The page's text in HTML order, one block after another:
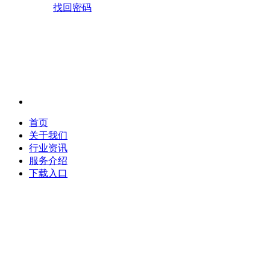
找回密码
首页
关于我们
行业资讯
服务介绍
下载入口